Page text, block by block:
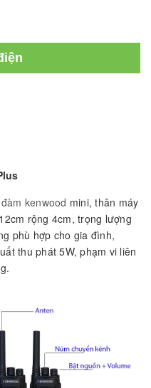
kenwood mini, thân máy
rộng 4cm, trọng lượng
phù hợp cho gia đình,
thu phát 5W, phạm vi liên